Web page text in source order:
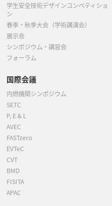
学生安全技術デザインコンペティショ
ン
春季・秋季大会（学術講演会）
展示会
シンポジウム・講習会
フォーラム
国際会議
内燃機関シンポジウム
SETC
P, E & L
AVEC
FASTzero
EVTeC
CVT
BMD
FISITA
APAC